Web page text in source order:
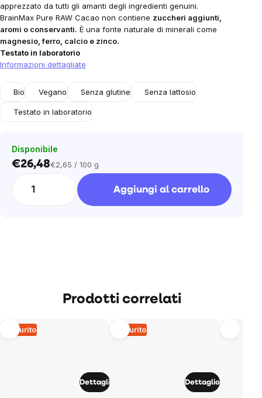
apprezzato da tutti gli amanti degli ingredienti genuini.
BrainMax Pure RAW Cacao non contiene zuccheri aggiunti,
aromi o conservanti. È una fonte naturale di minerali come
magnesio, ferro, calcio e zinco.
Testato in laboratorio
Informazioni dettagliate
Bio Vegano Senza glutine Senza lattosio
Testato in laboratorio
Disponibile
€26,48Prezzo
unitario:
€2,65 / 100 g
Aggiungi al carrello
Prodotti correlati
Esaurito
Dettagli
Esaurito
Dettaglio